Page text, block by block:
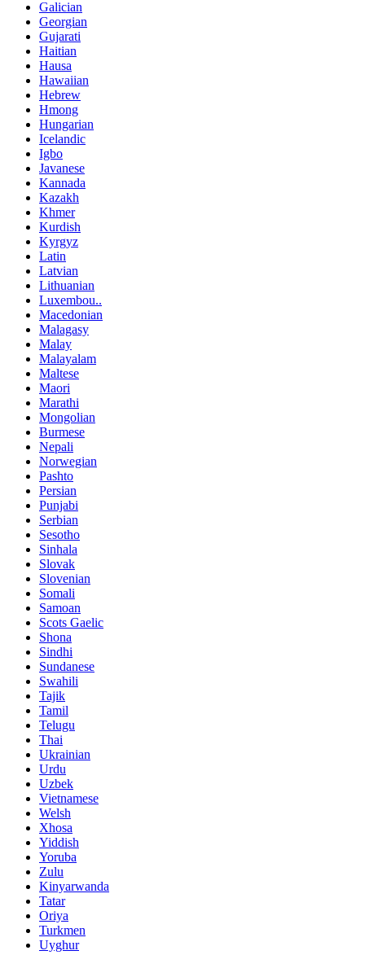
Galician
Georgian
Gujarati
Haitian
Hausa
Hawaiian
Hebrew
Hmong
Hungarian
Icelandic
Igbo
Javanese
Kannada
Kazakh
Khmer
Kurdish
Kyrgyz
Latin
Latvian
Lithuanian
Luxembou..
Macedonian
Malagasy
Malay
Malayalam
Maltese
Maori
Marathi
Mongolian
Burmese
Nepali
Norwegian
Pashto
Persian
Punjabi
Serbian
Sesotho
Sinhala
Slovak
Slovenian
Somali
Samoan
Scots Gaelic
Shona
Sindhi
Sundanese
Swahili
Tajik
Tamil
Telugu
Thai
Ukrainian
Urdu
Uzbek
Vietnamese
Welsh
Xhosa
Yiddish
Yoruba
Zulu
Kinyarwanda
Tatar
Oriya
Turkmen
Uyghur